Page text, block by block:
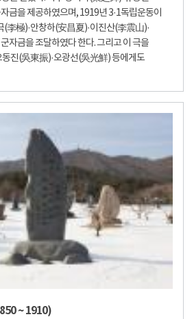
금을 제공하였으며, 1919년 3·1독립운동이
(李極)·안창하(安昌夏)·이진산(李震山)·
자금을 조달하였다 한다. 그리고 이 극을
진(吳東振)·오광선(吳光鮮) 등에게도
~ 1910)